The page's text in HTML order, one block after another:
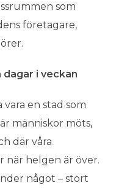
som
företagare,
dagar i veckan
vara en stad som
människor möts,
där våra
helgen är över.
något – stort